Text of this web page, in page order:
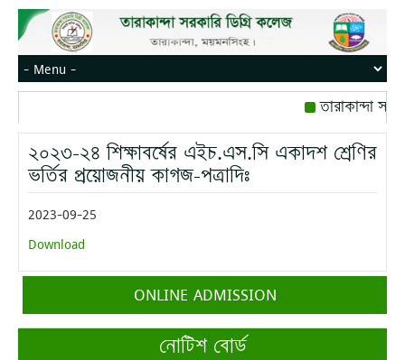
তারাকান্দা
রোজ বৃহস্পতিবার।
মোবাইল নম্বর:
২০২৩-২৪ শিক্ষাবর্ষের এইচ.এস.সি একাদশ শ্রেণির
ভর্তির প্রয়োজনীয় কাগজ-পত্রাদিঃ
2023-09-25
Download
ONLINE ADMISSION
নোটিশ বোর্ড